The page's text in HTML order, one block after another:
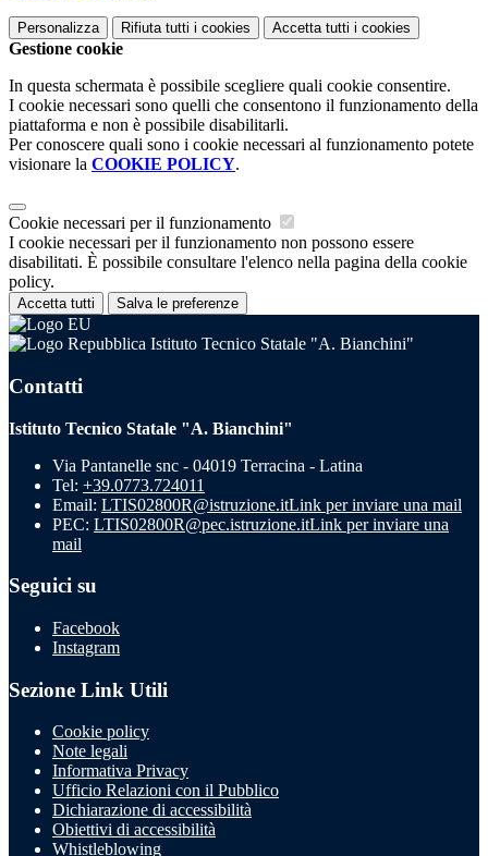
Personalizza Rifiuta tutti i cookies Accetta tutti i cookies
Gestione cookie
In questa schermata è possibile scegliere quali cookie consentire.
I cookie necessari sono quelli che consentono il funzionamento della
piattaforma e non è possibile disabilitarli.
Per conoscere quali sono i cookie necessari al funzionamento potete
visionare la COOKIE POLICY.
Cookie necessari per il funzionamento
I cookie necessari per il funzionamento non possono essere
disabilitati. È possibile consultare l'elenco nella pagina della cookie
policy.
Accetta tutti Salva le preferenze
Istituto Tecnico Statale "A. Bianchini"
Contatti
Istituto Tecnico Statale "A. Bianchini"
Via Pantanelle snc - 04019 Terracina - Latina
Tel: +39.0773.724011
Email: LTIS02800R@istruzione.itLink per inviare una mail
PEC: LTIS02800R@pec.istruzione.itLink per inviare una
mail
Seguici su
Facebook
Instagram
Sezione Link Utili
Cookie policy
Note legali
Informativa Privacy
Ufficio Relazioni con il Pubblico
Dichiarazione di accessibilità
Obiettivi di accessibilità
Whistleblowing